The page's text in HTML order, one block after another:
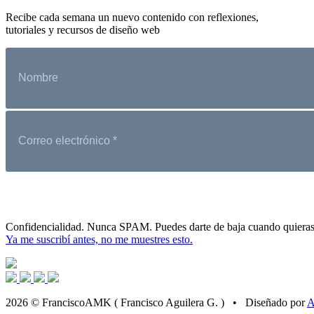
Recibe cada semana un nuevo contenido con reflexiones,
tutoriales y recursos de diseño web
Confidencialidad. Nunca SPAM. Puedes darte de baja cuando
Ya me suscribí antes, no me muestres esto.
2026 © FranciscoAMK ( Francisco Aguilera G. ) • Diseñado por